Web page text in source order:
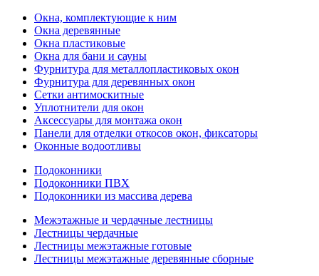
Окна, комплектующие к ним
Окна деревянные
Окна пластиковые
Окна для бани и сауны
Фурнитура для металлопластиковых окон
Фурнитура для деревянных окон
Сетки антимоскитные
Уплотнители для окон
Аксессуары для монтажа окон
Панели для отделки откосов окон, фиксаторы
Оконные водоотливы
Подоконники
Подоконники ПВХ
Подоконники из массива дерева
Межэтажные и чердачные лестницы
Лестницы чердачные
Лестницы межэтажные готовые
Лестницы межэтажные деревянные сборные